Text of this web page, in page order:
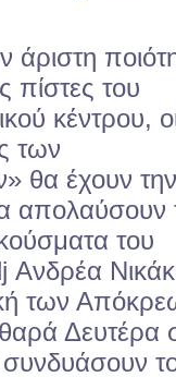
άριστη
πίστες του
κέντρου,
των
θα έχουν την
απολαύσουν
του
Ανδρέα
των
Δευτέρα